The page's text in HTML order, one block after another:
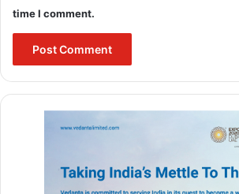
time I comment.